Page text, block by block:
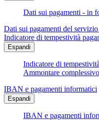
Dati sui pagamenti - in
Dati sui pagamenti del
Indicatore di tempestività
Espandi
Indicatore di
Ammontare
IBAN e pagamenti informatici
Espandi
IBAN e pagamenti